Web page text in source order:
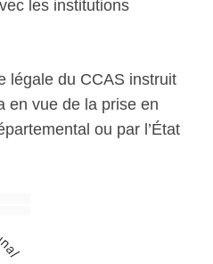
les institutions
légale du CCAS instruit
en vue de la prise en
ou par l’État